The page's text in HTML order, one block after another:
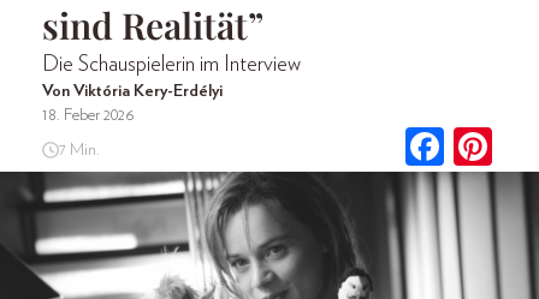
sind Realität”
Die Schauspielerin im Interview
Von Viktória Kery-Erdélyi
18. Feber 2026
7 Min.